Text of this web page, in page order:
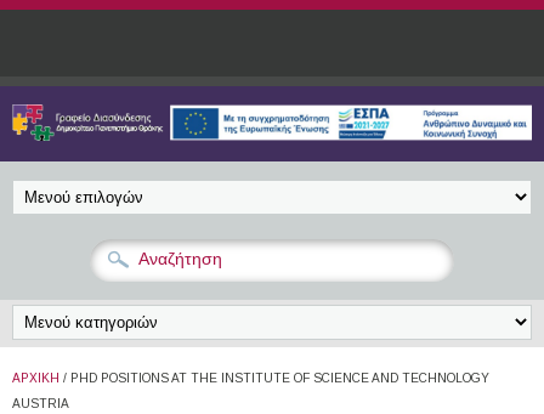
Παράκαμψη προς το κυρίως περιεχόμενο
ΑΡΧΙΚΉ / PHD POSITIONS AT THE INSTITUTE OF SCIENCE AND TECHNOLOGY
AUSTRIA